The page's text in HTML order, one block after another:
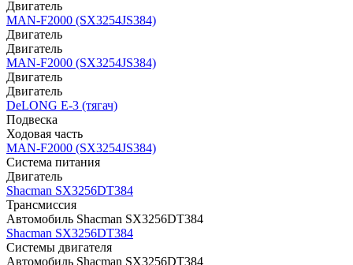
Двигатель
MAN-F2000 (SX3254JS384)
Двигатель
Двигатель
MAN-F2000 (SX3254JS384)
Двигатель
Двигатель
DeLONG Е-3 (тягач)
Подвеска
Ходовая часть
MAN-F2000 (SX3254JS384)
Система питания
Двигатель
Shacman SX3256DT384
Трансмиссия
Автомобиль Shacman SX3256DT384
Shacman SX3256DT384
Системы двигателя
Автомобиль Shacman SX3256DT384